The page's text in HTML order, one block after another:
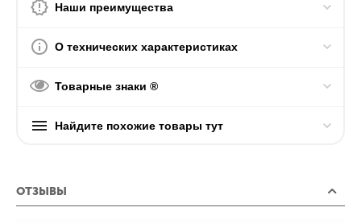
Наши преимущества
О технических характеристиках
Товарные знаки ®
Найдите похожие товары тут
ОТЗЫВЫ